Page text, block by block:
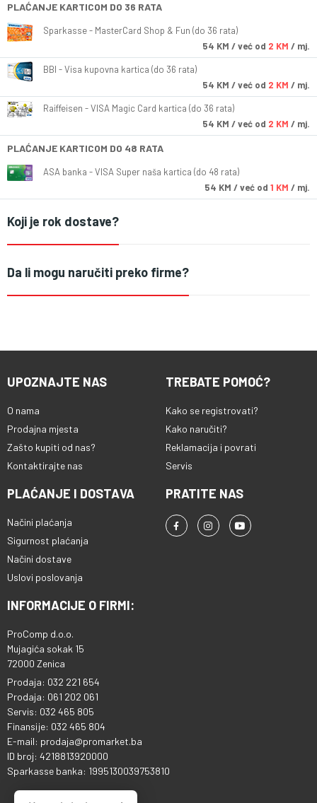
PLAĆANJE KARTICOM DO 36 RATA
Sparkasse - MasterCard Shop & Fun (do 36 rata)
54 KM / već od 2 KM / mj.
BBI - Visa kupovna kartica (do 36 rata)
54 KM / već od 2 KM / mj.
Raiffeisen - VISA Magic Card kartica (do 36 rata)
54 KM / već od 2 KM / mj.
PLAĆANJE KARTICOM DO 48 RATA
ASA banka - VISA Super naša kartica (do 48 rata)
54 KM / već od 1 KM / mj.
Koji je rok dostave?
Da li mogu naručiti preko firme?
UPOZNAJTE NAS
O nama
Prodajna mjesta
Zašto kupiti od nas?
Kontaktirajte nas
TREBATE POMOĆ?
Kako se registrovati?
Kako naručiti?
Reklamacija i povrati
Servis
PLAĆANJE I DOSTAVA
Načini plaćanja
Sigurnost plaćanja
Načini dostave
Uslovi poslovanja
PRATITE NAS
INFORMACIJE O FIRMI:
ProComp d.o.o.
Mujagića sokak 15
72000 Zenica
Prodaja: 032 221 654
Prodaja: 061 202 061
Servis: 032 465 805
Finansije: 032 465 804
E-mail: prodaja@promarket.ba
ID broj: 4218813920000
Sparkasse banka: 1995130039753810